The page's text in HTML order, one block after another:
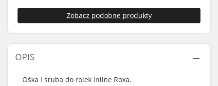
Zobacz podobne produkty
OPIS
Ośka i śruba do rolek inline Roxa.